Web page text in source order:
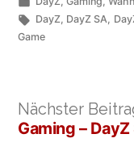
unter
Schlagwörter:
DayZ, DayZ SA,
Game
Nächster
Gaming –